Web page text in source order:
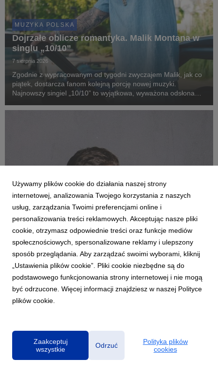
MUZYKA POLSKA
Dojrzałe oblicze romantyka. Malik Montana w
singlu „10/10”
7 sierpnia 2026
Zgodnie z wypracowanym od tygodni zwyczajem Malik, jak co
piątek, dostarcza fanom kolejną porcję nowej muzyki.
Najnowszy singiel „10/10” to wyjątkowa, wyważona odsłona
zaskakująco dojrzałą, romantyczną liryką.
MUZYKA POLSKA
Funky Beatz prezentuje „ON MY MIND”,
emocjonalną historię w klubowym brzmieniu
7 sierpnia 2026
Polski DJ i producent Funky Beatz z najnowszym utworem „ON
MY MIND”. To wyrazista kompozycja łącząca emocjonalną
głębię z taneczną energią, która ma wszelkie argumenty, by
Używamy plików cookie do działania naszej strony
internetowej, analizowania Twojego korzystania z naszych
usług, zarządzania Twoimi preferencjami online i
personalizowania treści reklamowych. Akceptując nasze pliki
cookie, otrzymasz odpowiednie treści oraz funkcje mediów
społecznościowych, spersonalizowane reklamy i ulepszony
sposób przeglądania. Aby zarządzać swoimi wyborami, kliknij
„Ustawienia plików cookie”. Pliki cookie niezbędne są do
podstawowego funkcjonowania strony internetowej i nie mogą
być odrzucone. Więcej informacji znajdziesz w naszej Polityce
plików cookie.
Zaakceptuj
wszystkie
Odrzuć
Polityka plików
cookies